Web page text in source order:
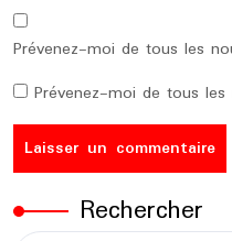
Prévenez-moi de tous les
Prévenez-moi de tous
Rechercher